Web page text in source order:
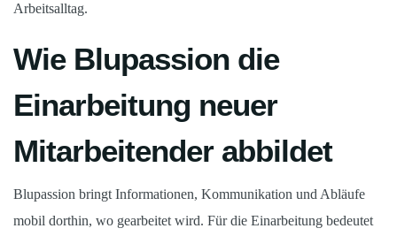
Arbeitsalltag.
Wie Blupassion die
Einarbeitung neuer
Mitarbeitender abbildet
Blupassion bringt Informationen, Kommunikation und Abläufe
mobil dorthin, wo gearbeitet wird. Für die Einarbeitung bedeutet